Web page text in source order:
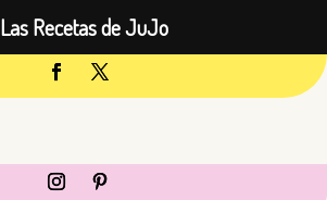
Las Recetas de JuJo